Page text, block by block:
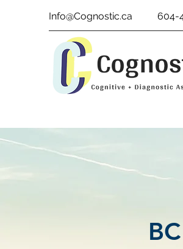
Info@Cognostic.ca 604-